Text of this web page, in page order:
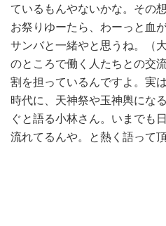
ているもんやないかな。その
お祭りゆーたら、わーっと血
サンバと一緒やと思うね。（
のところで働く人たちとの交
割を担っているんですよ。実
時代に、天神祭や玉神輿にな
ぐと語る小林さん。いまでも
流れてるんや。と熱く語って